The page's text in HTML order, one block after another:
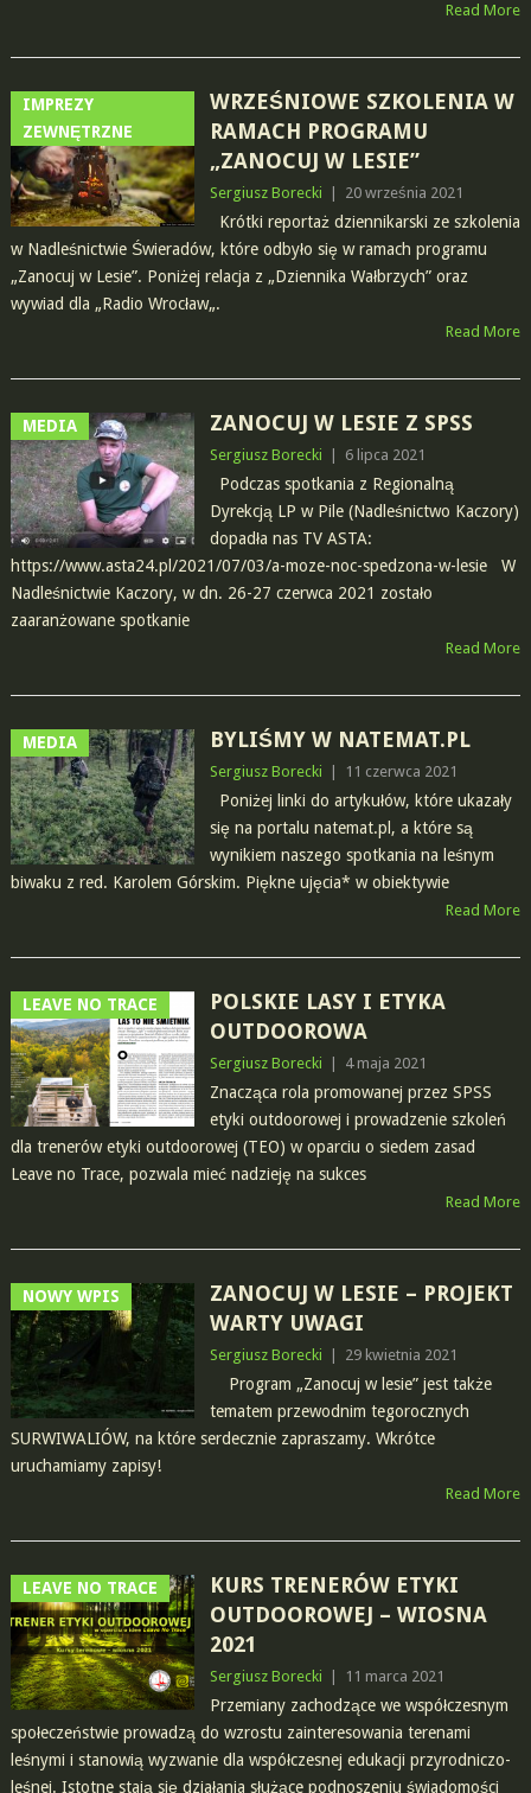
Read More
IMPREZY
ZEWNĘTRZNE
WRZEŚNIOWE SZKOLENIA W
RAMACH PROGRAMU
„ZANOCUJ W LESIE”
Sergiusz Borecki 20 września 2021
Krótki reportaż dziennikarski ze szkolenia
w Nadleśnictwie Świeradów, które odbyło się w ramach programu
„Zanocuj w Lesie”. Poniżej relacja z „Dziennika Wałbrzych” oraz
wywiad dla „Radio Wrocław„.
Read More
MEDIA ZANOCUJ W LESIE Z SPSS
Sergiusz Borecki 6 lipca 2021
Podczas spotkania z Regionalną
Dyrekcją LP w Pile (Nadleśnictwo Kaczory)
dopadła nas TV ASTA:
https://www.asta24.pl/2021/07/03/a-moze-noc-spedzona-w-lesie W
Nadleśnictwie Kaczory, w dn. 26-27 czerwca 2021 zostało
zaaranżowane spotkanie
Read More
MEDIA BYLIŚMY W NATEMAT.PL
Sergiusz Borecki 11 czerwca 2021
Poniżej linki do artykułów, które ukazały
się na portalu natemat.pl, a które są
wynikiem naszego spotkania na leśnym
biwaku z red. Karolem Górskim. Piękne ujęcia* w obiektywie
Read More
LEAVE NO TRACE
POLSKIE LASY I ETYKA
OUTDOOROWA
Sergiusz Borecki 4 maja 2021
Znacząca rola promowanej przez SPSS
etyki outdoorowej i prowadzenie szkoleń
dla trenerów etyki outdoorowej (TEO) w oparciu o siedem zasad
Leave no Trace, pozwala mieć nadzieję na sukces
Read More
NOWY WPIS
ZANOCUJ W LESIE – PROJEKT
WARTY UWAGI
Sergiusz Borecki 29 kwietnia 2021
Program „Zanocuj w lesie” jest także
tematem przewodnim tegorocznych
SURWIWALIÓW, na które serdecznie zapraszamy. Wkrótce
uruchamiamy zapisy!
Read More
LEAVE NO TRACE
KURS TRENERÓW ETYKI
OUTDOOROWEJ – WIOSNA
2021
Sergiusz Borecki 11 marca 2021
Przemiany zachodzące we współczesnym
społeczeństwie prowadzą do wzrostu zainteresowania terenami
leśnymi i stanowią wyzwanie dla współczesnej edukacji przyrodniczo-
leśnej. Istotne stają się działania służące podnoszeniu świadomości